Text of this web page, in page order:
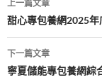
章
導
覽
上一篇文章
甜心專包養網2025
下一篇文章
寧夏儲能專包養網綜